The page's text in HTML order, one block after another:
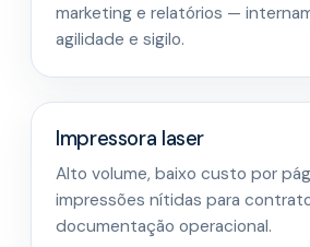
marketing e relatórios —
agilidade e sigilo.
Impressora laser
Alto volume, baixo custo por
impressões nítidas para
documentação operacional.